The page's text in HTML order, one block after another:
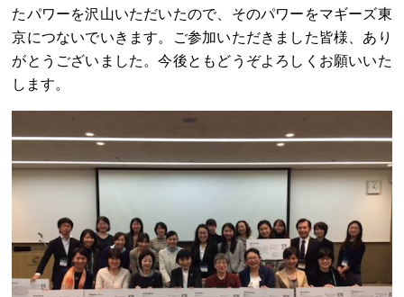
たパワーを沢山いただいたので、そのパワーをマギーズ東
京につないでいきます。ご参加いただきました皆様、あり
がとうございました。今後ともどうぞよろしくお願いいた
します。